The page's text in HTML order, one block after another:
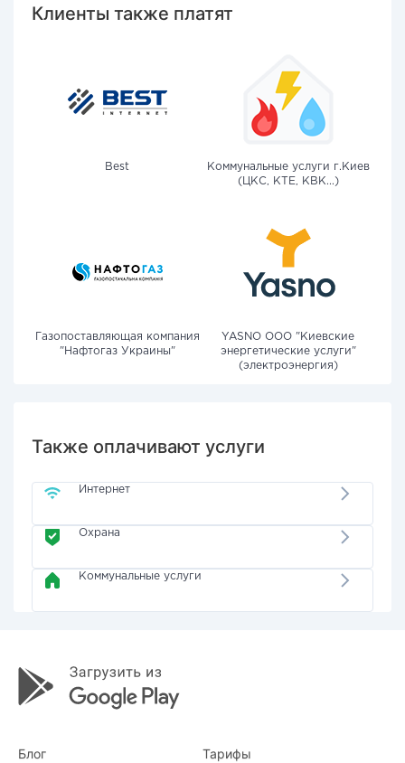
Клиенты также платят
Best
Коммунальные услуги г.Киев
(ЦКС, КТЕ, КВК...)
Газопоставляющая компания
"Нафтогаз Украины"
YASNO OOO "Киевские
энергетические услуги"
(электроэнергия)
Также оплачивают услуги
Интернет
Охрана
Коммунальные услуги
Блог Тарифы